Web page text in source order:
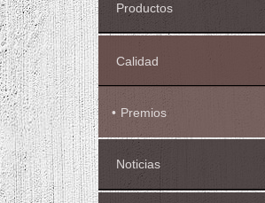
Productos
Calidad
Premios
Noticias